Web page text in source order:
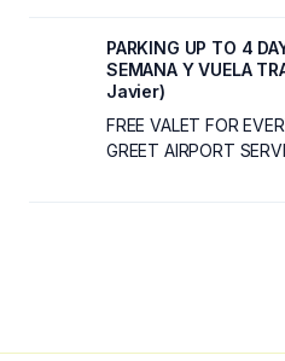
PARKING UP TO 4
SEMANA Y VUELA
Javier)
FREE VALET FOR
GREET AIRPORT